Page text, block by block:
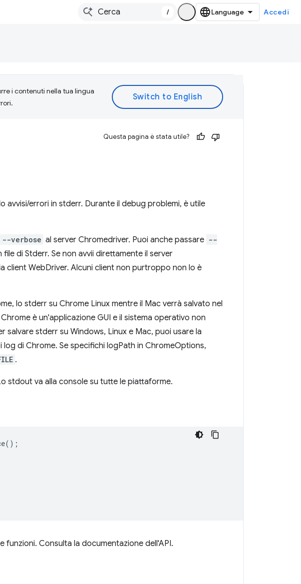
/ Accedi
i contenuti nella tua lingua
Questa pagina è stata utile?
errori in stderr. Durante il debug problemi, è utile
--verbose al server Chromedriver. Puoi anche passare --
di Stderr. Se non avvii direttamente il server
client WebDriver. Alcuni client non purtroppo non lo è
lo stderr su Chrome Linux mentre il Mac verrà salvato nel
è un'applicazione GUI e il sistema operativo non
stderr su Windows, Linux e Mac, puoi usare la
log di Chrome. Se specifichi logPath in ChromeOptions,
.
stdout va alla console su tutte le piattaforme.
();
Consulta la documentazione dell'API.